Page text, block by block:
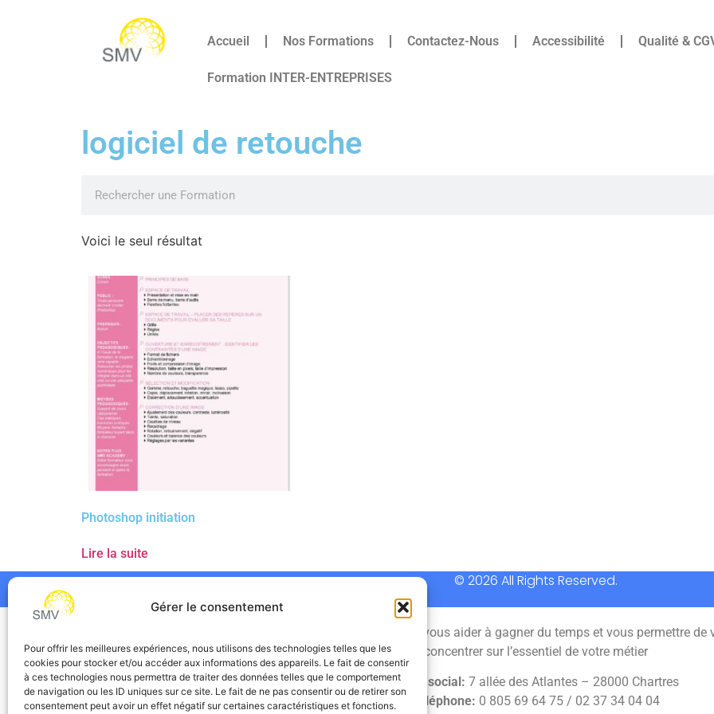
Gérer le consentement
Pour offrir les meilleures expériences, nous utilisons des technologies telles que les
cookies pour stocker et/ou accéder aux informations des appareils. Le fait de consentir
à ces technologies nous permettra de traiter des données telles que le comportement
de navigation ou les ID uniques sur ce site. Le fait de ne pas consentir ou de retirer son
consentement peut avoir un effet négatif sur certaines caractéristiques et fonctions.
Accueil Nos Formations Contactez-Nous Accessibilité Qualité &
Formation INTER-ENTREPRISES
logiciel de retouche
Voici le seul résultat
Photoshop initiation
Lire la suite
© 2026 All Rights Reserved.
SMV permet de vous aider à gagner du temps et vous permettre de
concentrer sur l’essentiel de votre métier
Siège social: 7 allée des Atlantes – 28000 Chartres
Téléphone: 0 805 69 64 75 / 02 37 34 04 04